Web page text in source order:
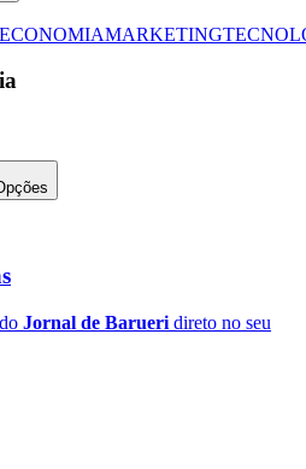
ECONOMIAMARKETING
Jornal de Barueri direto no seu